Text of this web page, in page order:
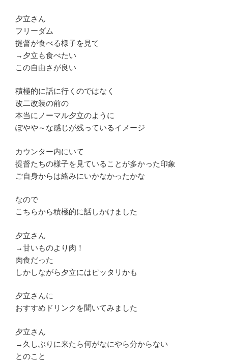
夕立さん
フリーダム
提督が食べる様子を見て
→夕立も食べたい
この自由さが良い
積極的に話に行くのではなく
改二改装の前の
本当にノーマル夕立のように
ぽやや～な感じが残っているイメージ
カウンター内にいて
提督たちの様子を見ていることが多かった印象
ご自身からは絡みにいかなかったかな
なので
こちらから積極的に話しかけました
夕立さん
→甘いものより肉！
肉食だった
しかしながら夕立にはピッタリかも
夕立さんに
おすすめドリンクを聞いてみました
夕立さん
→久しぶりに来たら何がなにやら分からない
とのこと